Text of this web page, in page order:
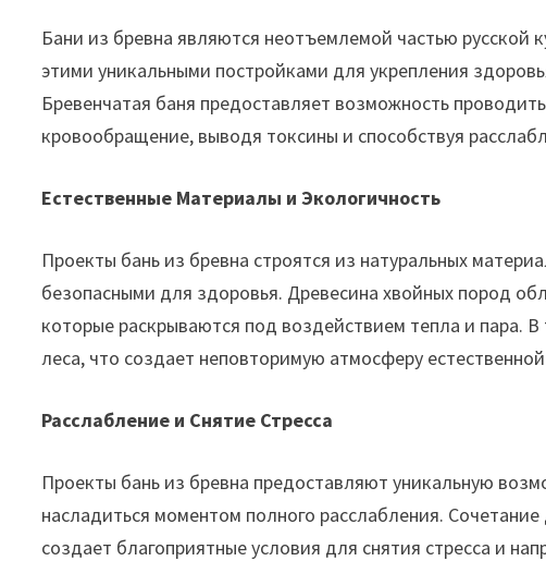
Бани из бревна являются неотъемлемой частью русской
этими уникальными постройками для укрепления
Бревенчатая баня предоставляет возможность
кровообращение, выводя токсины и способствуя
Естественные Материалы и Экологичность
Проекты бань из бревна строятся из натуральных
безопасными для здоровья. Древесина хвойных пород
которые раскрываются под воздействием тепла и пара.
леса, что создает неповторимую атмосферу
Расслабление и Снятие Стресса
Проекты бань из бревна предоставляют уникальную
насладиться моментом полного расслабления.
создает благоприятные условия для снятия стресса и